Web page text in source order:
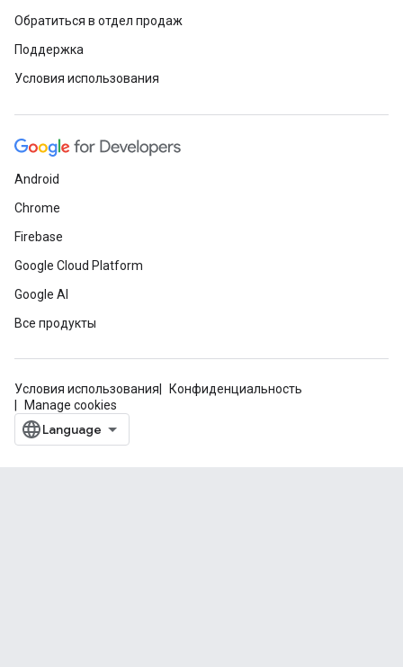
Обратиться в отдел продаж
Поддержка
Условия использования
Android
Chrome
Firebase
Google Cloud Platform
Google AI
Все продукты
Условия использования
Конфиденциальность
Manage cookies